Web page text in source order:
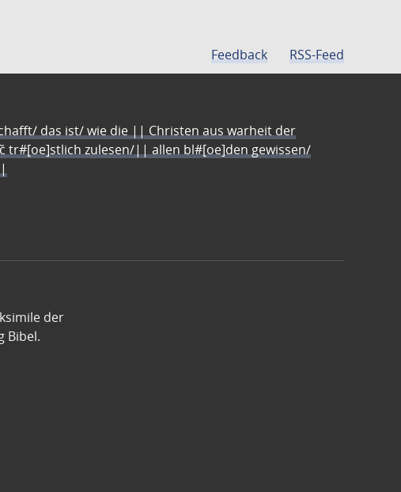
Feedback RSS-Feed
das ist/ wie die || Christen aus warheit der
zulesen/|| allen bl#[oe]den gewissen/
der
Bibel.